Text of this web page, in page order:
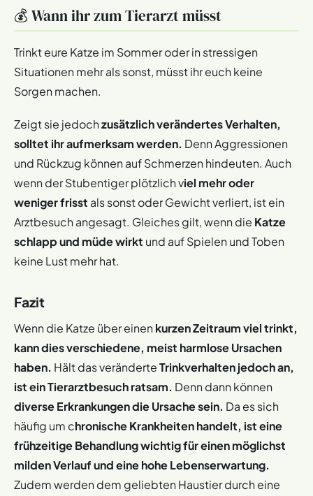
💰 Wann ihr zum Tierarzt müsst
Trinkt eure Katze im Sommer oder in stressigen
Situationen mehr als sonst, müsst ihr euch keine
Sorgen machen.
Zeigt sie jedochzusätzlich verändertes Verhalten,
solltet ihr aufmerksam werden. Denn Aggressionen
und Rückzug können auf Schmerzen hindeuten. Auch
wenn der Stubentiger plötzlich viel mehr oder
weniger frisst als sonst oder Gewicht verliert, ist ein
Arztbesuch angesagt. Gleiches gilt, wenn die Katze
schlapp und müde wirkt und auf Spielen und Toben
keine Lust mehr hat.
Fazit
Wenn die Katze über einenkurzen Zeitraum viel trinkt,
kann dies verschiedene, meist harmlose Ursachen
haben. Hält das veränderteTrinkverhalten jedoch an,
ist ein Tierarztbesuch ratsam. Denn dann können
diverse Erkrankungen die Ursache sein. Da es sich
häufig um chronische Krankheiten handelt, ist eine
frühzeitige Behandlung wichtig für einen möglichst
milden Verlauf und eine hohe Lebenserwartung.
Zudem werden dem geliebten Haustier durch eine